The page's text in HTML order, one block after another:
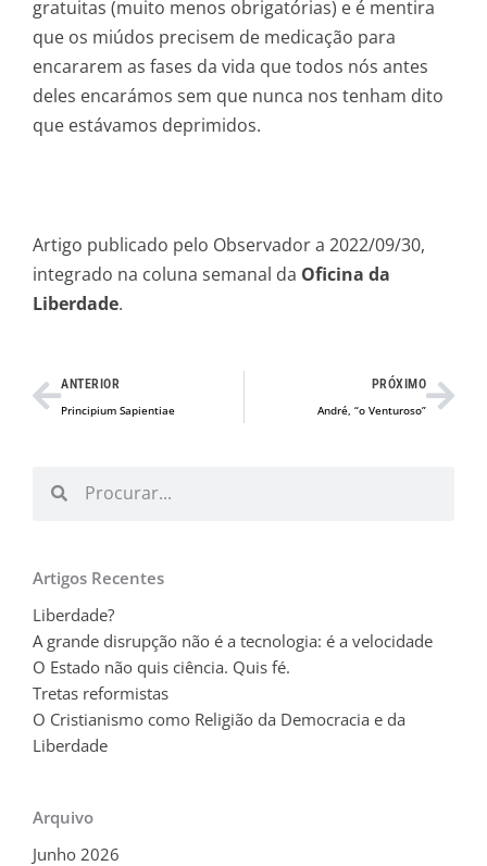
gratuitas (muito menos obrigatórias) e é mentira
que os miúdos precisem de medicação para
encararem as fases da vida que todos nós antes
deles encarámos sem que nunca nos tenham dito
que estávamos deprimidos.
Artigo publicado pelo Observador a 2022/09/30,
integrado na coluna semanal da Oficina da
Liberdade.
Prev
ANTERIOR
Principium Sapientiae
PRÓXIMO
André, “o Venturoso”
Artigos Recentes
Liberdade?
A grande disrupção não é a tecnologia: é a velocidade
O Estado não quis ciência. Quis fé.
Tretas reformistas
O Cristianismo como Religião da Democracia e da
Liberdade
Arquivo
Junho 2026